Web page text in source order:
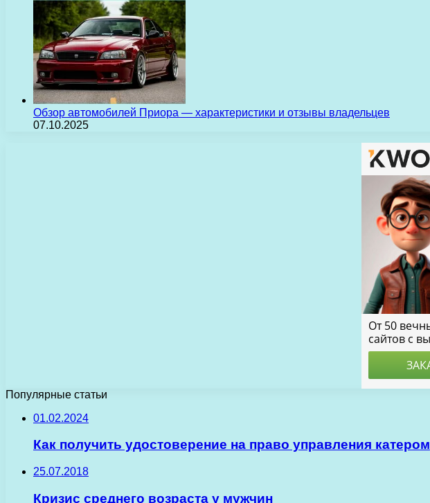
Обзор автомобилей Приора — характеристики и отзывы владельцев
07.10.2025
Популярные статьи
01.02.2024
Как получить удостоверение на право управления катером
25.07.2018
Кризис среднего возраста у мужчин